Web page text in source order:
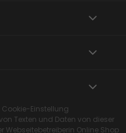
Cookie-Einstellung
Texten und Daten von dieser
Webseitebetreiberin Online Shop